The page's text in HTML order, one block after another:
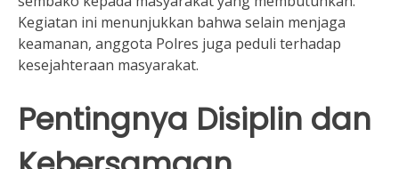
Kegiatan ini menunjukkan bahwa selain menjaga
keamanan, anggota Polres juga peduli terhadap
kesejahteraan masyarakat.
Pentingnya Disiplin dan